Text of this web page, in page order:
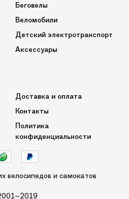
инструкцию
Fdh-520
Беговелы
Веломобили
Детский электротранспорт
Аксессуары
Доставка и оплата
Контакты
Политика
конфиденциальности
велосипедов и самокатов